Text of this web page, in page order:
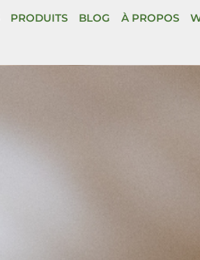
PRODUITS BLOG À PROPOS